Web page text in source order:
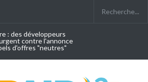
: des développeurs
contre l'annonce
d'offres "neutres"